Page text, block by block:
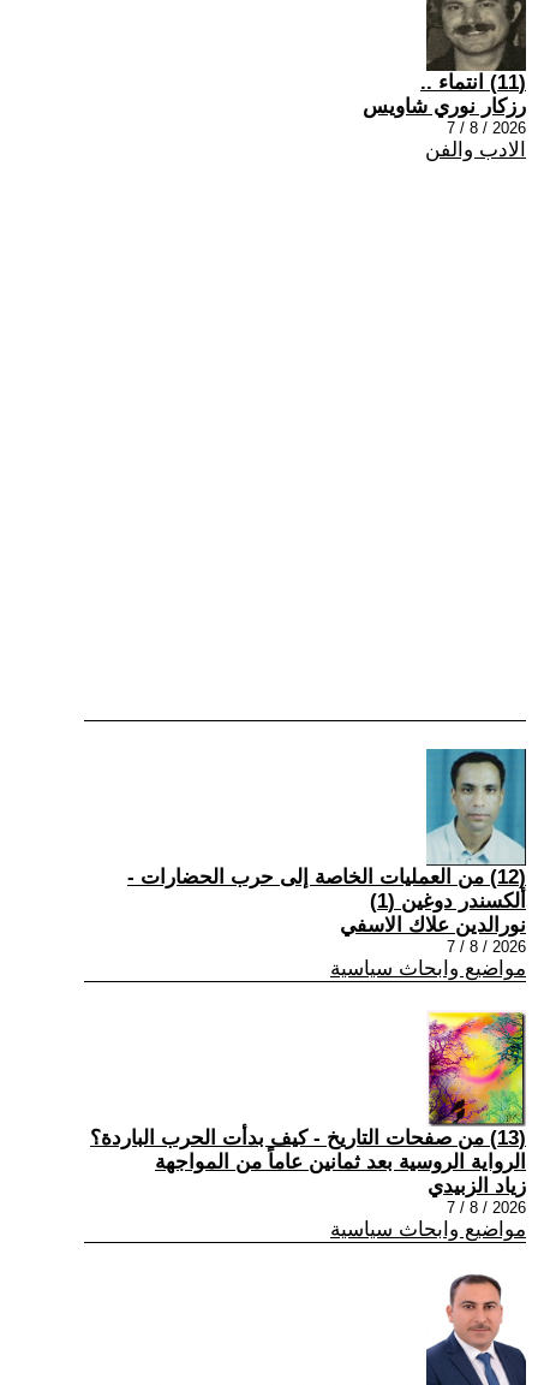
(11) انتماء ..
رزكار نوري شاويس
2026 / 8 / 7
الادب والفن
(12) من العمليات الخاصة إلى حرب الحضارات -
ألكسندر دوغين (1)
نورالدين علاك الاسفي
2026 / 8 / 7
مواضيع وابحاث سياسية
(13) من صفحات التاريخ - كيف بدأت الحرب الباردة؟
الرواية الروسية بعد ثمانين عاماً من المواجهة
زياد الزبيدي
2026 / 8 / 7
مواضيع وابحاث سياسية